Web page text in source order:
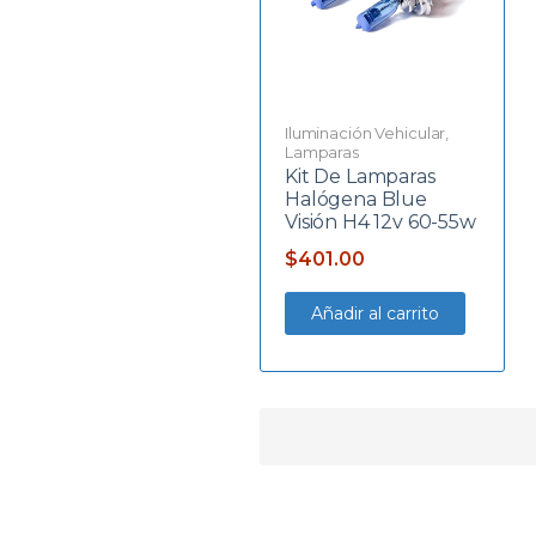
Iluminación Vehicular
Lamparas
Kit De Lamparas
Halógena Blue
Visión H4 12v 60-55w
$401.00
Añadir al carrito